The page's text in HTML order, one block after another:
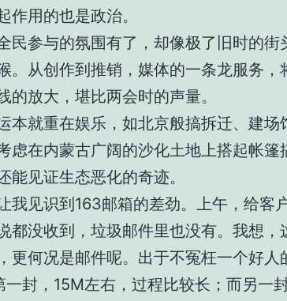
作用的也是政治。
民参与的氛围有了，却像极了旧时的街
从创作到推销，媒体的一条龙服务，
的放大，堪比两会时的声量。
本就重在娱乐，如北京般搞拆迁、建场
虑在内蒙古广阔的沙化土地上搭起帐篷
能见证生态恶化的奇迹。
我见识到163邮箱的差劲。上午，给客
都没收到，垃圾邮件里也没有。我想，
更何况是邮件呢。出于不冤枉一个好人
封，15M左右，过程比较长；而另一